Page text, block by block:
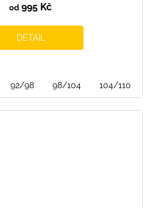
od 995 Kč
DETAIL
92/98 98/104 104/110